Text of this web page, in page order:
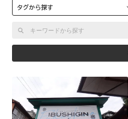
タグから探す